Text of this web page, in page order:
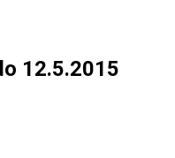
12.5.2015